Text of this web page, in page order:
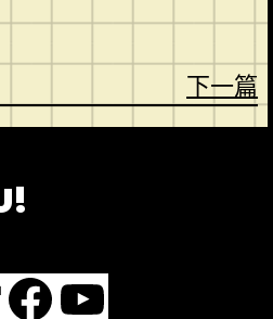
下一篇
Facebook YouTube